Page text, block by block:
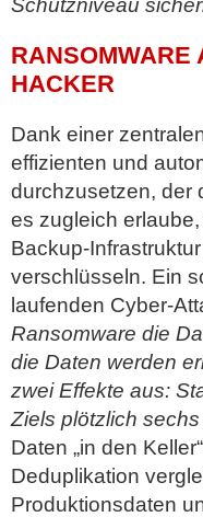
Schutzniveau
RANSOMWARE
HACKER
Dank einer
effizienten und
durchzusetzen, der
es zugleich
Backup-
verschlüsseln. Ein
laufenden Cyber-
Ransomware die
die Daten werden
zwei Effekte aus:
Ziels plötzlich sechs
Daten „in den
Deduplikation
Produktionsdaten